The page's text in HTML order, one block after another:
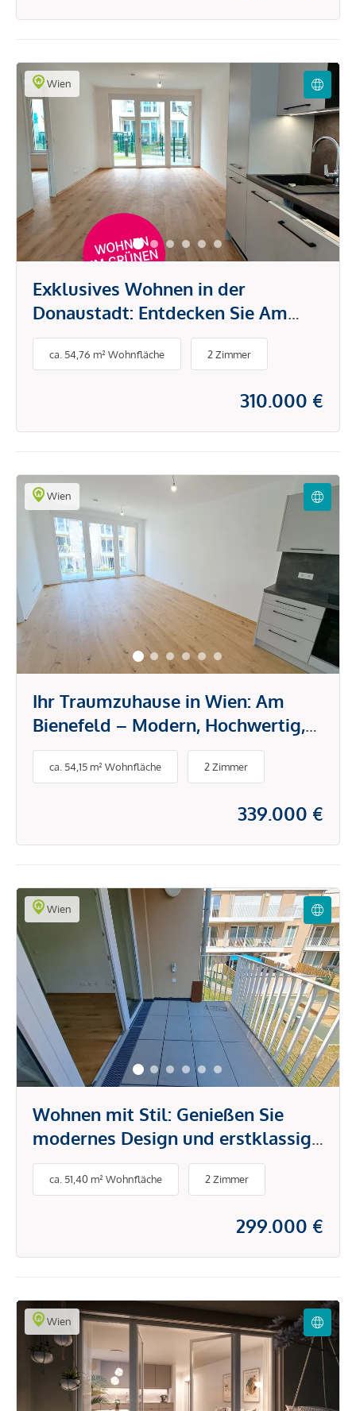
Wien
Exklusives Wohnen in der
Donaustadt: Entdecken Sie Am
Bienefeld!
ca. 54,76 m² Wohnfläche 2 Zimmer
310.000 €
Wien
Ihr Traumzuhause in Wien: Am
Bienefeld – Modern, Hochwertig,
Unvergleichlich!
ca. 54,15 m² Wohnfläche 2 Zimmer
339.000 €
Wien
Wohnen mit Stil: Genießen Sie
modernes Design und erstklassige
Annehmlichkeiten
ca. 51,40 m² Wohnfläche 2 Zimmer
299.000 €
Wien